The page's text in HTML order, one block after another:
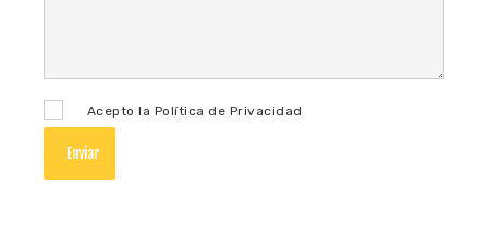
Acepto la Política de Privacidad